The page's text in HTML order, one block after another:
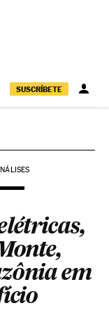
SUSCRÍBETE
em